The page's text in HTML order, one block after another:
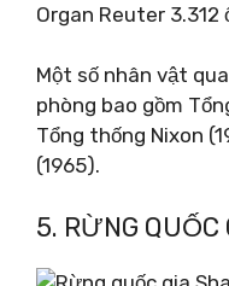
Organ Reuter 3.312
Một số nhân vật
phòng bao gồm
Tổng thống Nixon
(1965).
5. RỪNG QUỐC